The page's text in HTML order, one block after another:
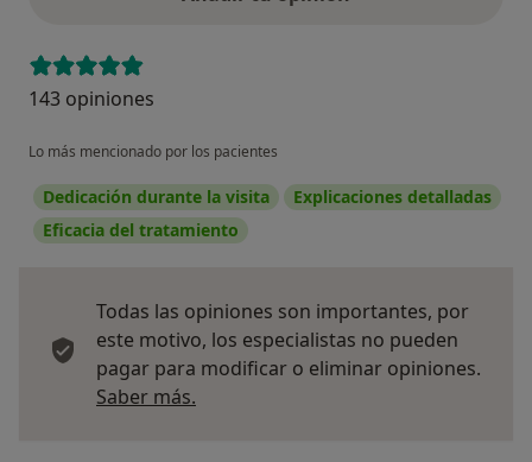
143 opiniones
Lo más mencionado por los pacientes
Dedicación durante la visita
Explicaciones detalladas
Eficacia del tratamiento
Todas las opiniones son importantes, por
este motivo, los especialistas no pueden
pagar para modificar o eliminar opiniones.
Saber más.